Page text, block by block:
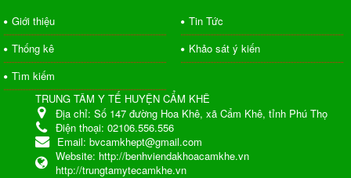
Giới thiệu
Tin Tức
Thống kê
Khảo sát ý kiến
Tìm kiếm
TRUNG TÂM Y TẾ HUYỆN CẨM KHÊ
Địa chỉ: Số 147 đường Hoa Khê, xã Cẩm Khê, tỉnh Phú Thọ
Điện thoại: 02106.556.556
Email: bvcamkhept@gmail.com
Website: http://benhviendakhoacamkhe.vn
http://trungtamytecamkhe.vn